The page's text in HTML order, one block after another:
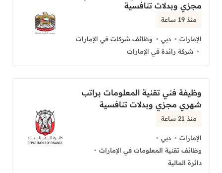
مجزي وبدلات تنافسية
منذ 19 ساعة
الإمارات دبي
وظائف شركات في الإمارات
شركة رائدة في الإمارات
وظيفة فني تقنية المعلومات براتب
شهري مجزي وبدلات تنافسية
منذ 21 ساعة
الإمارات
دبي
وظائف تقنية المعلومات في الإمارات
دائرة المالية